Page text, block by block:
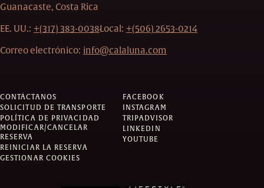
Guanacaste, Costa Rica
EE. UU.: +(317) 383-0038Local: +(506) 2653-0214
Correo electrónico: info@calaluna.com
CONTÁCTANOS
SOLICITUD DE TRANSPORTE
POLÍTICA DE PRIVACIDAD
MODIFICAR/CANCELAR
RESERVA
REINICIAR LA RESERVA
GESTIONAR COOKIES
FACEBOOK
INSTAGRAM
TRIPADVISOR
LINKEDIN
YOUTUBE